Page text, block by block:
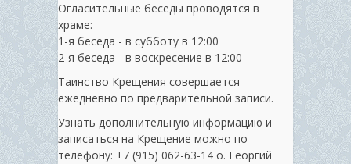
Огласительные беседы проводятся в
храме:
1-я беседа - в субботу в 12:00
2-я беседа - в воскресение в 12:00
Таинство Крещения совершается
ежедневно по предварительной записи.
Узнать дополнительную информацию и
записаться на Крещение можно по
телефону: +7 (915) 062-63-14 о. Георгий